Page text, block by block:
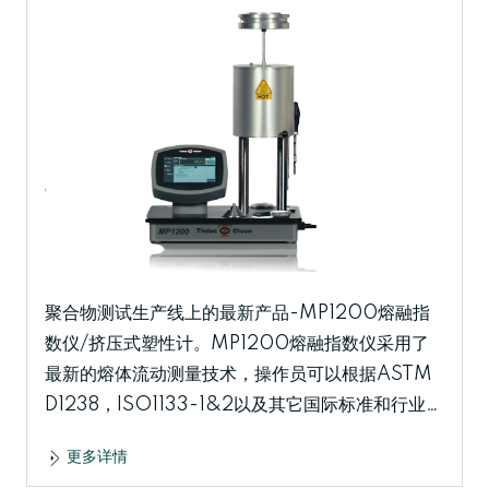
制造符合多个国际测试标准，例如ISO、ASTM、
聚合物测试生产线上的最新产品-MP1200熔融指
数仪/挤压式塑性计。MP1200熔融指数仪采用了
最新的熔体流动测量技术，操作员可以根据ASTM
D1238，ISO1133-1&2以及其它国际标准和行业规
融指数仪有两种配置可供选择，一种是手动版的
更多详情